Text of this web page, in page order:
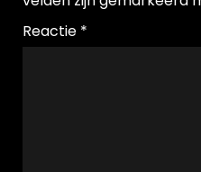
Reactie *